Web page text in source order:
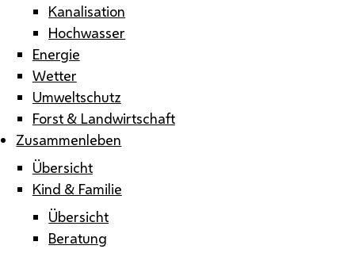
Kanalisation
Hochwasser
Energie
Wetter
Umweltschutz
Forst & Landwirtschaft
Zusammenleben
Übersicht
Kind & Familie
Übersicht
Beratung